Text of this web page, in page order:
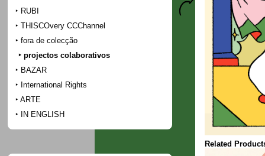
RUBI
THISCOvery CCChannel
fora de colecção
projectos colaborativos
BAZAR
International Rights
ARTE
IN ENGLISH
Related